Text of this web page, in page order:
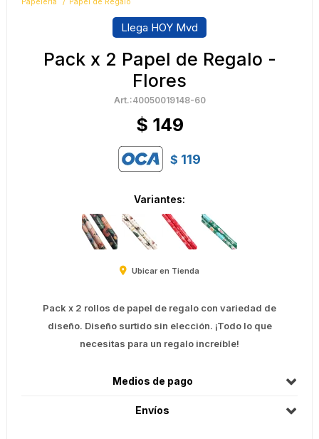
Papelería Papel de Regalo
Llega HOY Mvd
Pack x 2 Papel de Regalo -
Flores
40050019148-60
$ 149
$ 119
Variantes:
Ubicar en Tienda
Pack x 2 rollos de papel de regalo con variedad de
diseño. Diseño surtido sin elección. ¡Todo lo que
necesitas para un regalo increíble!
Medios de pago
Envíos